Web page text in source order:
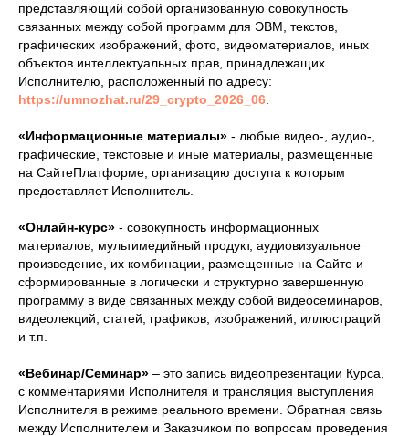
представляющий собой организованную совокупность
связанных между собой программ для ЭВМ, текстов,
графических изображений, фото, видеоматериалов, иных
объектов интеллектуальных прав, принадлежащих
Исполнителю, расположенный по адресу:
https://umnozhat.ru/29_crypto_2026_06
«Информационные материалы» - любые видео-, аудио-,
графические, текстовые и иные материалы, размещенные
на СайтеПлатформе, организацию доступа к которым
предоставляет Исполнитель.
«Онлайн-курс» - совокупность информационных
материалов, мультимедийный продукт, аудиовизуальное
произведение, их комбинации, размещенные на Сайте и
сформированные в логически и структурно завершенную
программу в виде связанных между собой видеосеминаров,
видеолекций, статей, графиков, изображений, иллюстраций
и т.п.
«Вебинар/Семинар» – это запись видеопрезентации Курса,
с комментариями Исполнителя и трансляция выступления
Исполнителя в режиме реального времени. Обратная связь
между Исполнителем и Заказчиком по вопросам проведения